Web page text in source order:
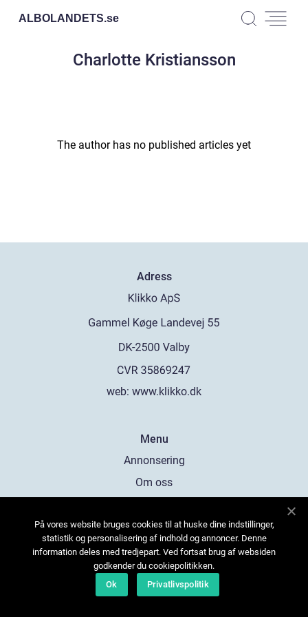
ALBOLANDETS.se
Charlotte Kristiansson
The author has no published articles yet
Adress
web: www.klikko.dk
Menu
Annonsering
Om oss
Kontakta oss
Sitemap
På vores website bruges cookies til at huske dine indstillinger,
statistik og personalisering af indhold og annoncer. Denne
information deles med tredjepart. Ved fortsat brug af websiden
godkender du cookiepolitikken.
Ok
Privatlivspolitik